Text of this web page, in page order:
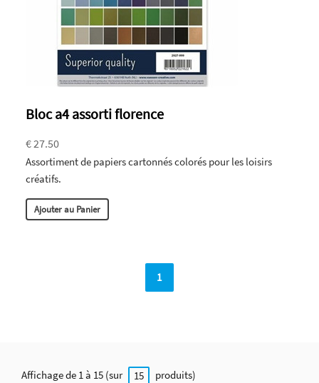
Bloc a4 assorti florence
€ 27.50
Assortiment de papiers cartonnés colorés pour les loisirs
créatifs.
Ajouter au Panier
1
Affichage de 1 à 15 (sur 15 produits)